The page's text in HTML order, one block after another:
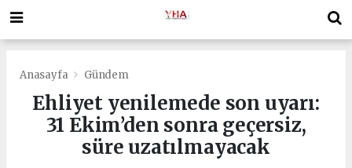
Anasayfa Gündem
Ehliyet yenilemede son uyarı:
31 Ekim’den sonra geçersiz,
süre uzatılmayacak